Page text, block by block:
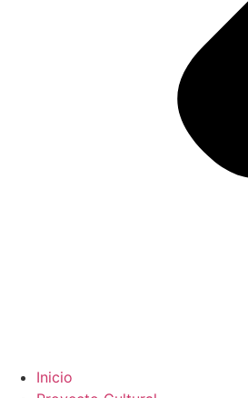
Inicio